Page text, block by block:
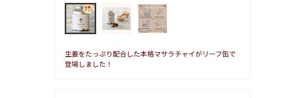
生姜をたっぷり配合した本格マサラチャイがリーフ缶で
登場しました！